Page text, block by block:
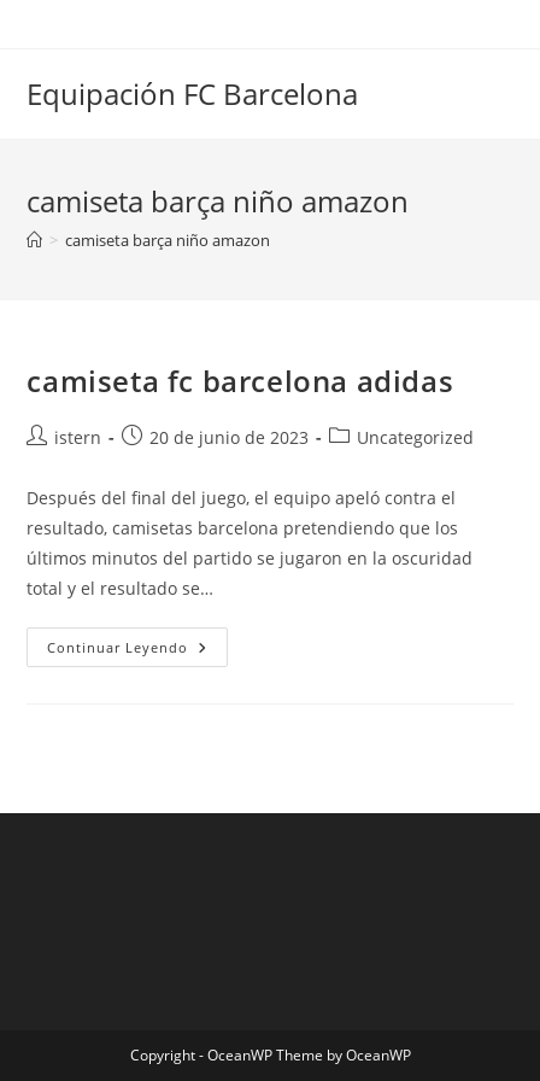
Equipación FC Barcelona
camiseta barça niño amazon
> camiseta barça niño amazon
camiseta fc barcelona adidas
Autor
la
entrada:
istern
Publicación
la
entrada:
20 de junio de 2023
Categoría
entrada:
Uncategorized
Después del final del juego, el equipo apeló contra el
resultado, camisetas barcelona pretendiendo que los
últimos minutos del partido se jugaron en la oscuridad
total y el resultado se…
Continuar Leyendo Camiseta
Fc
Copyright - OceanWP Theme by OceanWP